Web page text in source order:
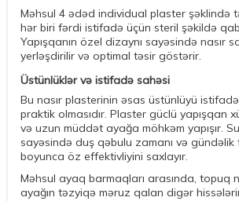
Məhsul 4 ədəd individual plaster şəklində
hər biri fərdi istifadə üçün steril şəkildə
Yapışqanın özel dizaynı sayəsində nasır
yerləşdirilir və optimal təsir göstərir.
Üstünlüklər və istifadə sahəsi
Bu nasır plasterinin əsas üstünlüyü
praktik olmasıdır. Plaster güclü yapışqan
və uzun müddət ayağa möhkəm yapışır.
sayəsində duş qəbulu zamanı və
boyunca öz effektivliyini saxlayır.
Məhsul ayaq barmaqları arasında, topuq
ayağın təzyiqə məruz qalan digər